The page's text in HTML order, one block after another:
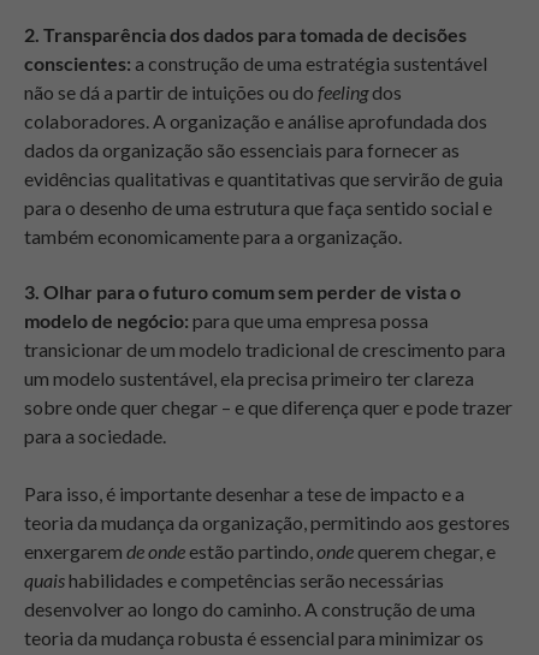
2. Transparência dos dados para tomada de decisões
conscientes: a construção de uma estratégia sustentável
não se dá a partir de intuições ou do feelingdos
colaboradores. A organização e análise aprofundada dos
dados da organização são essenciais para fornecer as
evidências qualitativas e quantitativas que servirão de guia
para o desenho de uma estrutura que faça sentido social e
também economicamente para a organização.
3. Olhar para o futuro comum sem perder de vista o
modelo de negócio: para que uma empresa possa
transicionar de um modelo tradicional de crescimento para
um modelo sustentável, ela precisa primeiro ter clareza
sobre onde quer chegar – e que diferença quer e pode trazer
para a sociedade.
Para isso, é importante desenhar a tese de impacto e a
teoria da mudança da organização, permitindo aos gestores
enxergarem de onde estão partindo,onde querem chegar, e
quaishabilidades e competências serão necessárias
desenvolver ao longo do caminho. A construção de uma
teoria da mudança robusta é essencial para minimizar os